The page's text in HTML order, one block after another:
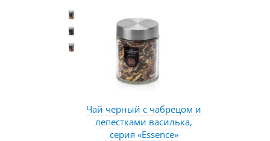
Чай черный с чабрецом и
лепестками василька,
серия «Essence»